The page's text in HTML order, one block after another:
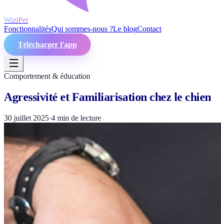
WiziPet
FonctionnalitésQui sommes-nous ?Le blogContact
Télécharger l'app
Comportement & éducation
Agressivité et Familiarisation chez le chien
30 juillet 2025·4 min de lecture